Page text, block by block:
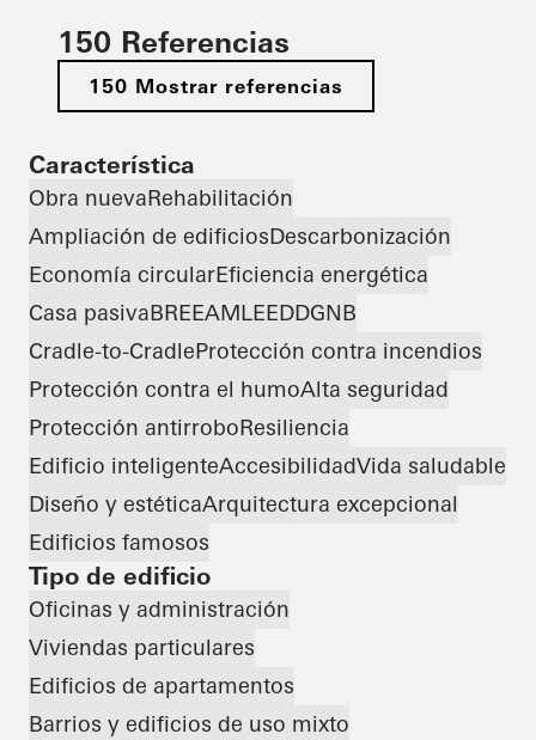
150 Referencias
150 Mostrar referencias
Característica
Obra nuevaRehabilitación
Ampliación de edificiosDescarbonización
Economía circularEficiencia energética
Casa pasivaBREEAMLEEDDGNB
Cradle-to-CradleProtección contra incendios
Protección contra el humoAlta seguridad
Protección antirroboResiliencia
Edificio inteligenteAccesibilidadVida saludable
Diseño y estéticaArquitectura excepcional
Edificios famosos
Tipo de edificio
Oficinas y administración
Viviendas particulares
Edificios de apartamentos
Barrios y edificios de uso mixto